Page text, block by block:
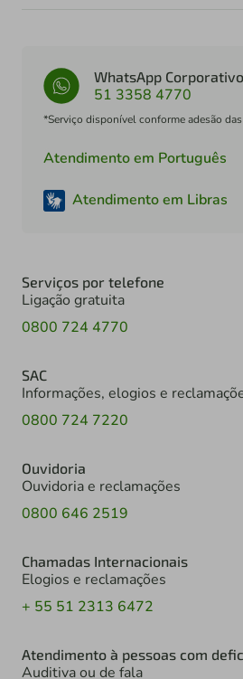
WhatsApp Corporativo
51 3358 4770
*Serviço disponível conforme adesão
Atendimento em Português
Atendimento em Libras
Serviços por telefone
Ligação gratuita
0800 724 4770
SAC
Informações, elogios e
0800 724 7220
Ouvidoria
Ouvidoria e reclamações
0800 646 2519
Chamadas Internacionais
Elogios e reclamações
+ 55 51 2313 6472
Atendimento à pessoas com
Auditiva ou de fala